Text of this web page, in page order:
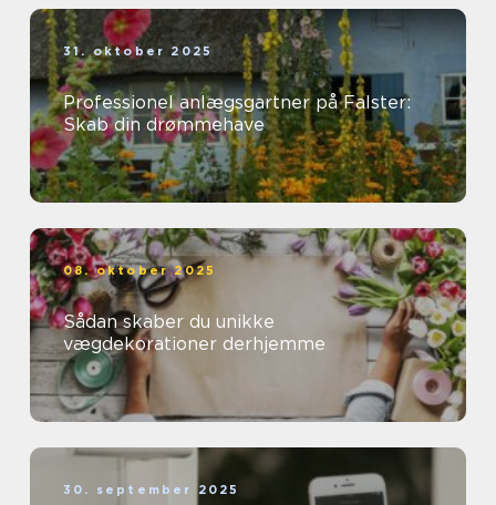
31. oktober 2025
Professionel anlægsgartner på Falster:
Skab din drømmehave
08. oktober 2025
Sådan skaber du unikke
vægdekorationer derhjemme
30. september 2025